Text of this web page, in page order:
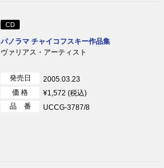
CD
パノラマ チャイコフスキー作品集
ヴァリアス・アーティスト
発売日
2005.03.23
価 格
¥1,572 (税込)
品 番
UCCG-3787/8